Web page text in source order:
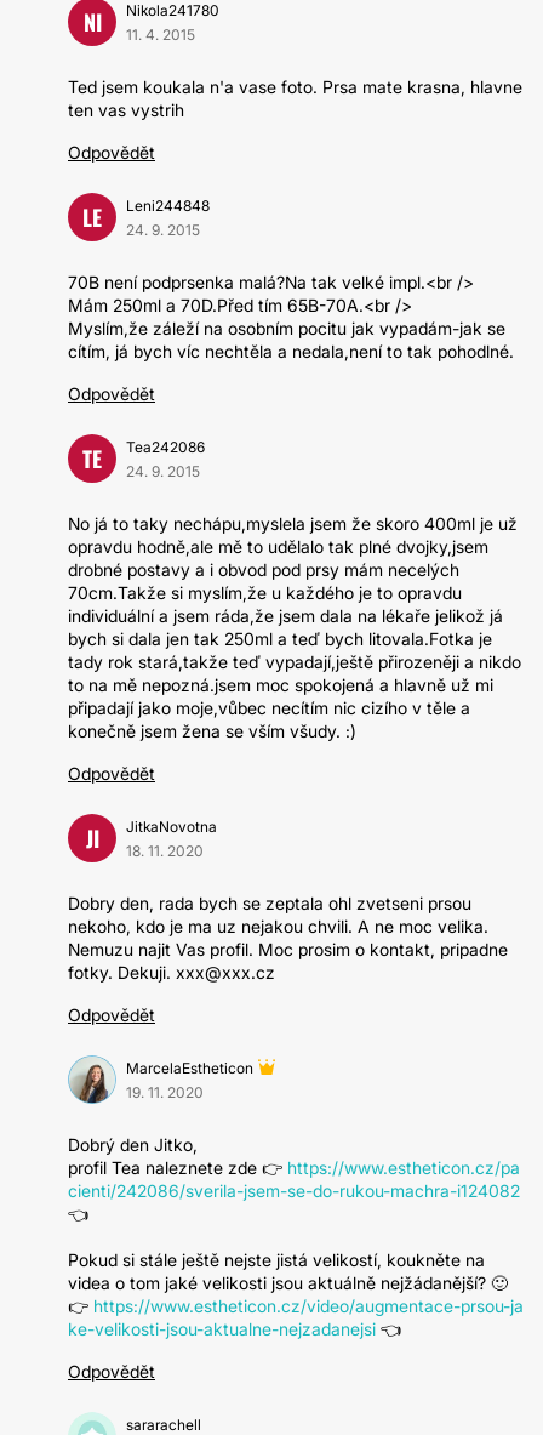
NI
Nikola241780
11. 4. 2015
Ted jsem koukala n'a vase foto. Prsa mate krasna, hlavne
ten vas vystrih
Odpovědět
LE
Leni244848
24. 9. 2015
70B není podprsenka malá?Na tak velké impl.<br />
Mám 250ml a 70D.Před tím 65B-70A.<br />
Myslím,že záleží na osobním pocitu jak vypadám-jak se
cítím, já bych víc nechtěla a nedala,není to tak pohodlné.
Odpovědět
TE
Tea242086
24. 9. 2015
No já to taky nechápu,myslela jsem že skoro 400ml je už
opravdu hodně,ale mě to udělalo tak plné dvojky,jsem
drobné postavy a i obvod pod prsy mám necelých
70cm.Takže si myslím,že u každého je to opravdu
individuální a jsem ráda,že jsem dala na lékaře jelikož já
bych si dala jen tak 250ml a teď bych litovala.Fotka je
tady rok stará,takže teď vypadají,ještě přirozeněji a nikdo
to na mě nepozná.jsem moc spokojená a hlavně už mi
připadají jako moje,vůbec necítím nic cizího v těle a
konečně jsem žena se vším všudy. :)
Odpovědět
JI
JitkaNovotna
18. 11. 2020
Dobry den, rada bych se zeptala ohl zvetseni prsou
nekoho, kdo je ma uz nejakou chvili. A ne moc velika.
Nemuzu najit Vas profil. Moc prosim o kontakt, pripadne
fotky. Dekuji. xxx@xxx.cz
Odpovědět
MarcelaEstheticon
19. 11. 2020
Dobrý den Jitko,
profil Tea naleznete zde 👉 https://www.estheticon.cz/pa
cienti/242086/sverila-jsem-se-do-rukou-machra-i124082
👈
Pokud si stále ještě nejste jistá velikostí, koukněte na
videa o tom jaké velikosti jsou aktuálně nejžádanější? 🙂
👉 https://www.estheticon.cz/video/augmentace-prsou-ja
ke-velikosti-jsou-aktualne-nejzadanejsi 👈
Odpovědět
sararachell